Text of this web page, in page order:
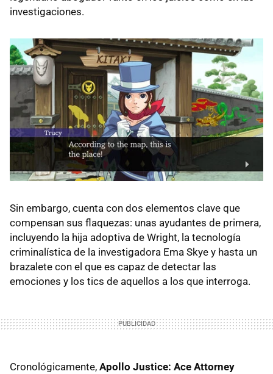
investigaciones.
Sin embargo, cuenta con dos elementos clave que
compensan sus flaquezas: unas ayudantes de primera,
incluyendo la hija adoptiva de Wright, la tecnología
criminalística de la investigadora Ema Skye y hasta un
brazalete con el que es capaz de detectar las
emociones y los tics de aquellos a los que interroga.
Cronológicamente, Apollo Justice: Ace Attorney